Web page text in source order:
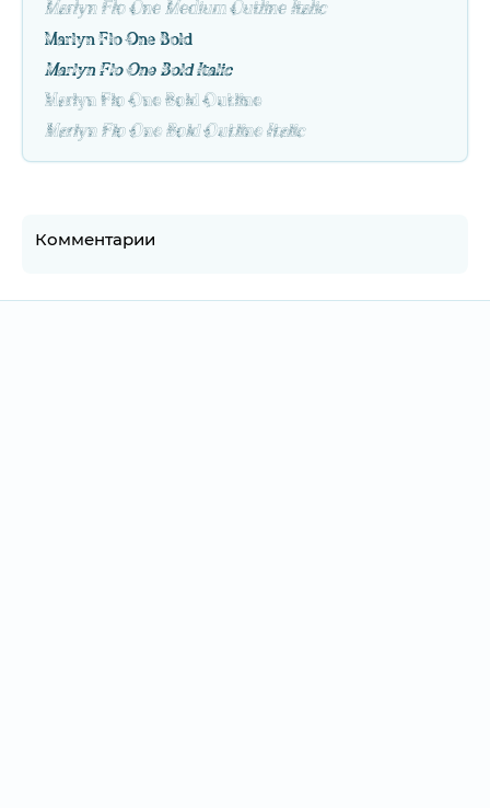
Marlyn Flo One Medium Outline Italic
Marlyn Flo One Bold
Marlyn Flo One Bold Italic
Marlyn Flo One Bold Outline
Marlyn Flo One Bold Outline Italic
Комментарии